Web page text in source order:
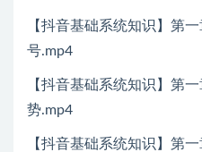
【抖音基础系统知识】第
号.mp4
【抖音基础系统知识】第
势.mp4
【抖音基础系统知识】第